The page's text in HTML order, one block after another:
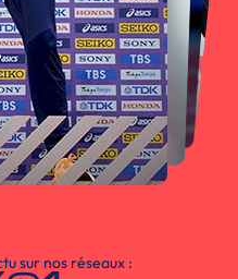
sur nos réseaux :